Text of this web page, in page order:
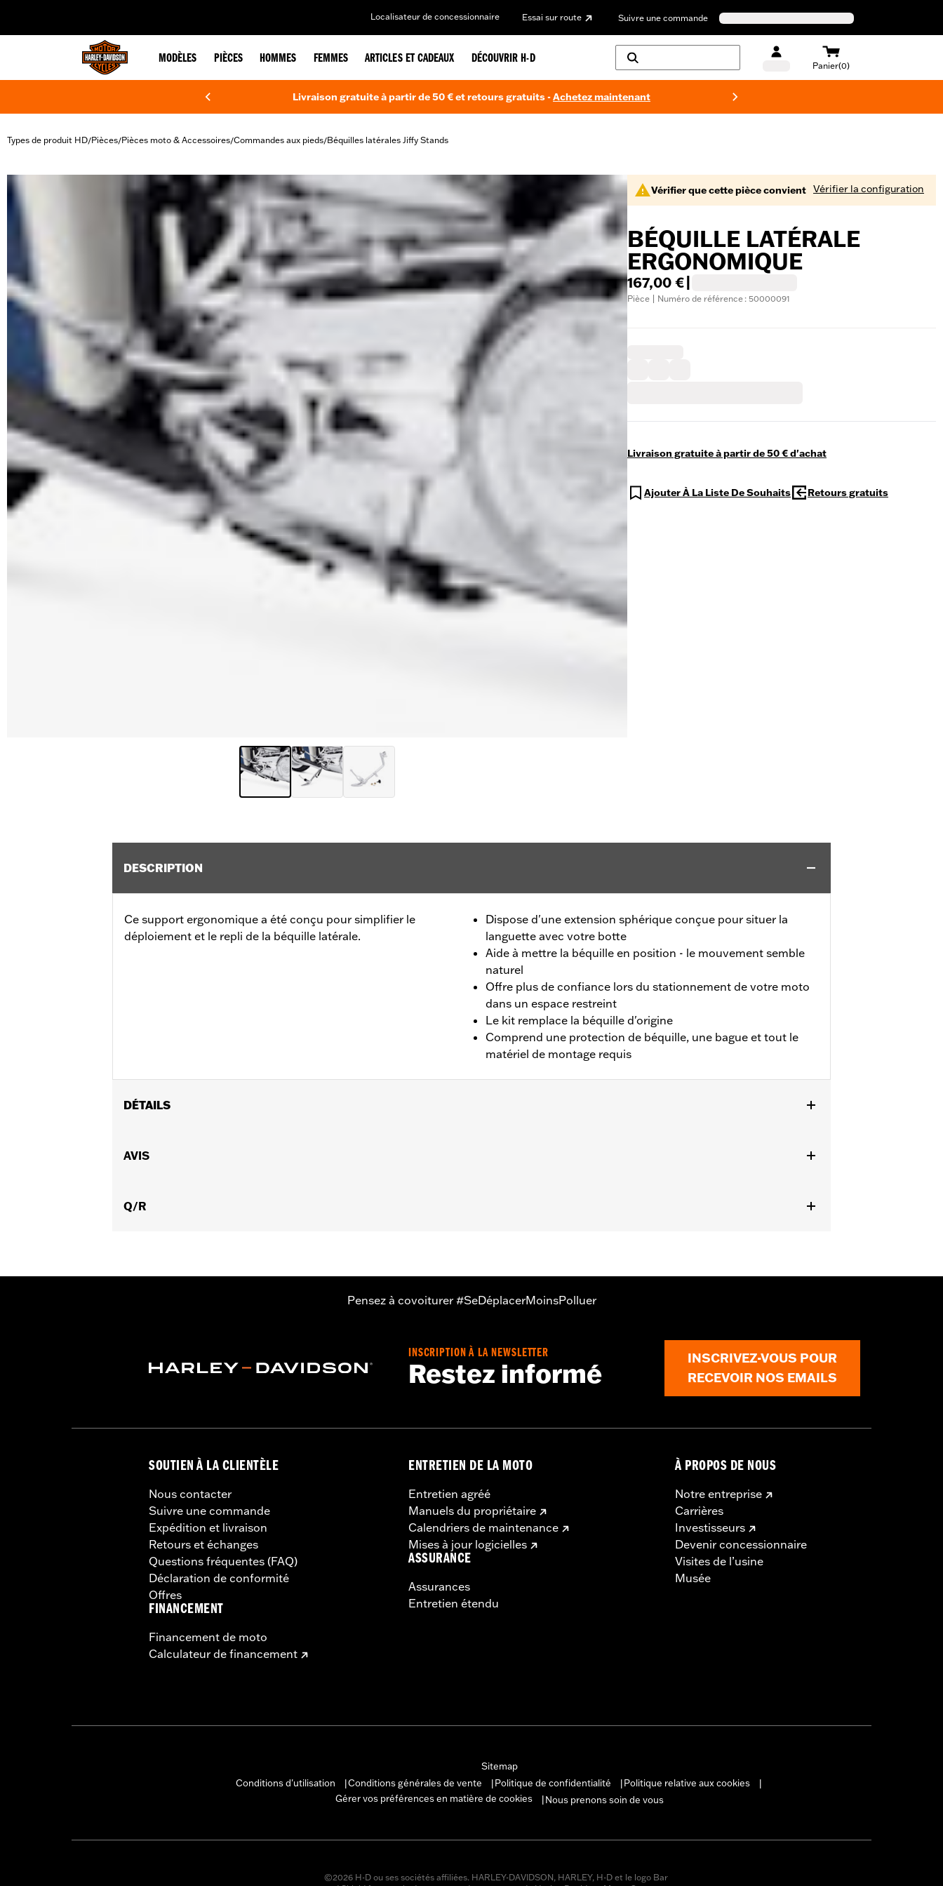
Localisateur de concessionnaire Essai sur route Suivre une commande
MODÈLES PIÈCES HOMMES FEMMES ARTICLES ET CADEAUX DÉCOUVRIR H-D
Panier(0)
Livraison gratuite à partir de 50 € et retours gratuits -Achetez maintenant
Types de produit HD/Pièces/Pièces moto & Accessoires/Commandes aux pieds/Béquilles latérales Jiffy Stands
Vérifier que cette pièce convient Vérifier la configuration
BÉQUILLE LATÉRALE
ERGONOMIQUE
167,00 €
Pièce | Numéro de référence : 50000091
Livraison gratuite à partir de 50 € d'achat
Ajouter À La Liste De Souhaits Retours gratuits
DESCRIPTION
Ce support ergonomique a été conçu pour simplifier le
déploiement et le repli de la béquille latérale.
Dispose d'une extension sphérique conçue pour situer la
languette avec votre botte
Aide à mettre la béquille en position - le mouvement semble
naturel
Offre plus de confiance lors du stationnement de votre moto
dans un espace restreint
Le kit remplace la béquille d'origine
Comprend une protection de béquille, une bague et tout le
matériel de montage requis
DÉTAILS
FLSTN et FLSTNSE de 2015 à 2017. Ne convient pas aux modèles équipés des marchepieds Defiance, Burst ou des plateaux pilote
Vendu à l'unité:
AVIS
Q/R
Pensez à covoiturer #SeDéplacerMoinsPolluer
INSCRIPTION À LA NEWSLETTER
Restez informé
INSCRIVEZ-VOUS POUR
RECEVOIR NOS EMAILS
SOUTIEN À LA CLIENTÈLE
Nous contacter
Suivre une commande
Expédition et livraison
Retours et échanges
Questions fréquentes (FAQ)
Déclaration de conformité
Offres
FINANCEMENT
Financement de moto
Calculateur de financement
ENTRETIEN DE LA MOTO
Entretien agréé
Manuels du propriétaire
Calendriers de maintenance
Mises à jour logicielles
ASSURANCE
Assurances
Entretien étendu
À PROPOS DE NOUS
Notre entreprise
Carrières
Investisseurs
Devenir concessionnaire
Visites de l’usine
Musée
Sitemap
Conditions d'utilisation
Conditions générales de vente Politique de confidentialité Politique relative aux cookies
Gérer vos préférences en matière de cookies
Nous prenons soin de vous
©2026 H-D ou ses sociétés affiliées. HARLEY-DAVIDSON, HARLEY, H-D et le logo Bar